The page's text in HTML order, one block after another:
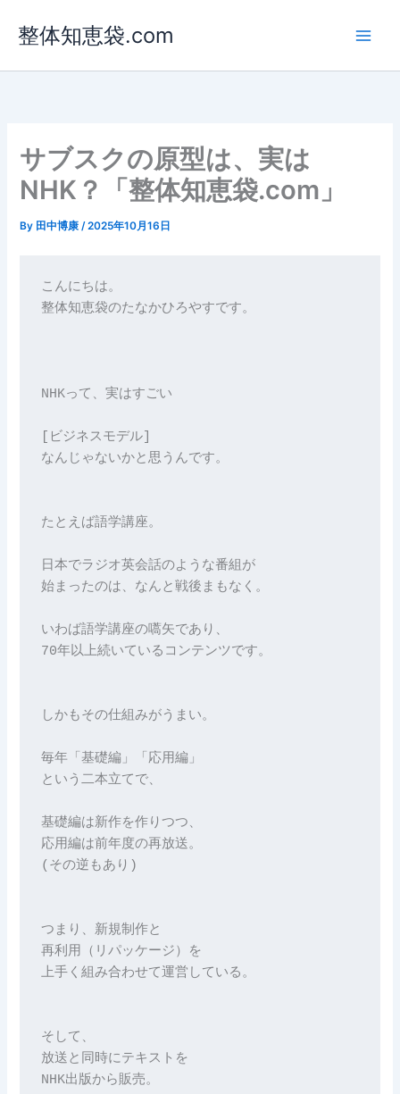
ス
整体知恵袋.com
サブスクの原型は、実は
NHK？「整体知恵袋.com」
By 田中博康/2025年10月16日
こんにちは。
整体知恵袋のたなかひろやすです。
NHKって、実はすごい
[ビジネスモデル]
なんじゃないかと思うんです。
たとえば語学講座。
日本でラジオ英会話のような番組が
始まったのは、なんと戦後まもなく。
いわば語学講座の嚆矢であり、
70年以上続いているコンテンツです。
しかもその仕組みがうまい。
毎年「基礎編」「応用編」
という二本立てで、
基礎編は新作を作りつつ、
応用編は前年度の再放送。
(その逆もあり)
つまり、新規制作と
再利用（リパッケージ）を
上手く組み合わせて運営している。
そして、
放送と同時にテキストを
NHK出版から販売。